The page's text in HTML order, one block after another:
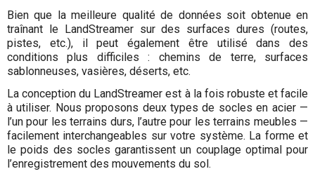
Bien que la meilleure qualité de données soit obtenue en
traînant le LandStreamer sur des surfaces dures (routes,
pistes, etc.), il peut également être utilisé dans des
conditions plus difficiles : chemins de terre, surfaces
sablonneuses, vasières, déserts, etc.
La conception du LandStreamer est à la fois robuste et facile
à utiliser. Nous proposons deux types de socles en acier —
l’un pour les terrains durs, l’autre pour les terrains meubles —
facilement interchangeables sur votre système. La forme et
le poids des socles garantissent un couplage optimal pour
l’enregistrement des mouvements du sol.